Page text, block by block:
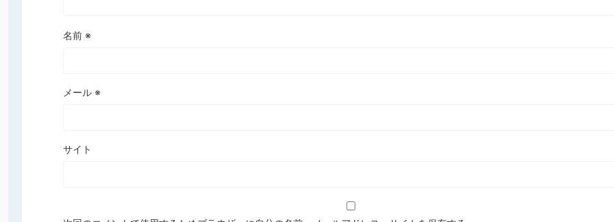
名前 ※
メール ※
サイト